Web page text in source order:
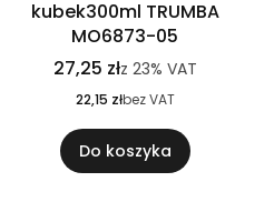
kubek300ml TRUMBA
MO6873-05
27,25 złz 23% VAT
22,15 złbez VAT
Do koszyka